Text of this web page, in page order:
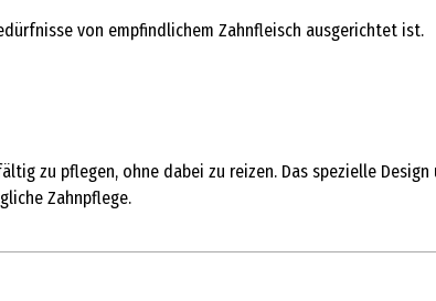
von empfindlichem Zahnfleisch ausgerichtet ist.
zu pflegen, ohne dabei zu reizen. Das spezielle
Zahnpflege.